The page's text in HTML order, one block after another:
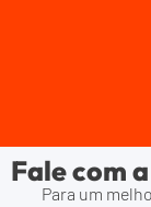
Fale com a
Para um